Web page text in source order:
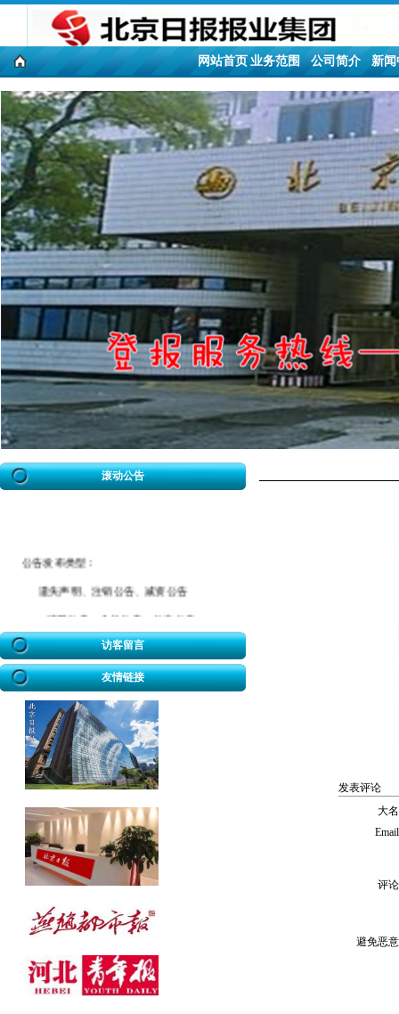
网站首页 业务范围 公司简介 新闻
滚动公告
公告发布类型：
遗失声明、注销公告、减资公告
清算公告、合并公告、分立公告
催款公告、拆迁公告、海事公告
迁坟公告、法院公告、送达公告
开业公告、破产公告、协查公告
冒用声明、致歉公告、招标公告
企业迁址公告、房屋权属转移公告
股权转让公告、解除合同公告等
公告发布热线：010-61429368
访客留言
友情链接
发表评论
大
评
避免恶